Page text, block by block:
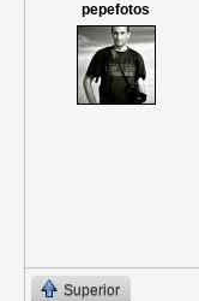
pepefotos
Superior